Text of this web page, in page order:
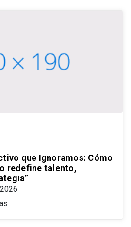
que Ignoramos: Cómo
redefine talento,